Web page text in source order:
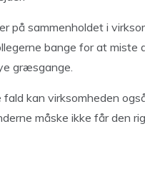
på sammenholdet i
bange for at miste
græsgange.
kan virksomheden
måske ikke får den